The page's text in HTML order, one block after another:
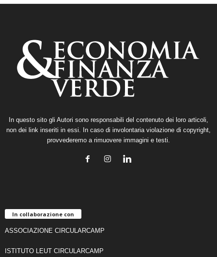
In questo sito gli Autori sono responsabili del contenuto dei loro articoli,
non dei link inseriti in essi. In caso di involontaria violazione di copyright,
provvederemo a rimuovere immagini e testi.
In collaborazione con
ASSOCIAZIONE CIRCULARCAMP
ISTITUTO LEUT CIRCULARCAMP